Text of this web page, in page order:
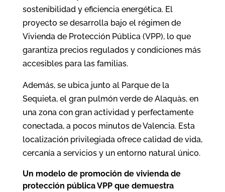
sostenibilidad y eficiencia energética. El
proyecto se desarrolla bajo el régimen de
Vivienda de Protección Pública (VPP), lo que
garantiza precios regulados y condiciones más
accesibles para las familias.
Además, se ubica junto al Parque de la
Sequieta, el gran pulmón verde de Alaquàs, en
una zona con gran actividad y perfectamente
conectada, a pocos minutos de Valencia. Esta
localización privilegiada ofrece calidad de vida,
cercanía a servicios y un entorno natural único.
Un modelo de promoción de vivienda de
protección pública VPP que demuestra